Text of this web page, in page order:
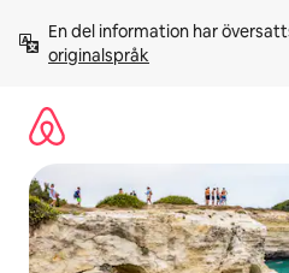
innehåll
En del information har
originalspråk